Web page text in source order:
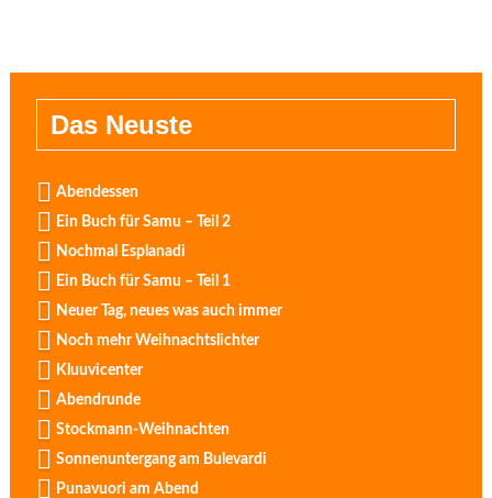
Das Neuste
Abendessen
Ein Buch für Samu – Teil 2
Nochmal Esplanadi
Ein Buch für Samu – Teil 1
Neuer Tag, neues was auch immer
Noch mehr Weihnachtslichter
Kluuvicenter
Abendrunde
Stockmann-Weihnachten
Sonnenuntergang am Bulevardi
Punavuori am Abend